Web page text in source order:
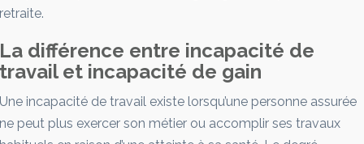
retraite.
La différence entre incapacité de
travail et incapacité de gain
Une incapacité de travail existe lorsqu’une personne assurée
ne peut plus exercer son métier ou accomplir ses travaux